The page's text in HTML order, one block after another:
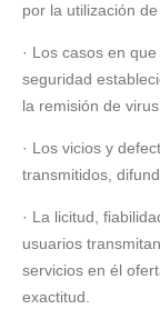
por la utilización de
· Los casos en
seguridad
la remisión de
· Los vicios y
transmitidos,
· La licitud,
usuarios
servicios en él
exactitud.